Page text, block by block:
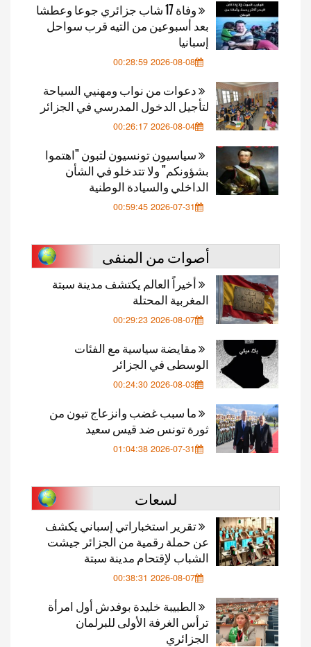
وفاة 17 شاب جزائري جوعا وعطشا
بعد أسبوعين من التيه قرب سواحل
إسبانيا
2026-08-08 00:28:59
دعوات من نواب ومهنيي السياحة
لتأجيل الدخول المدرسي في الجزائر
2026-08-04 00:26:17
سياسيون تونسيون لتبون "اهتموا
بشؤونكم" ولا تتدخلو في الشأن
الداخلي والسيادة الوطنية
2026-07-31 00:59:45
أصوات من المنفى
أخيراً العالم يكتشف مدينة سبتة
المغربية المحتلة
2026-08-07 00:29:23
مقايضة سياسية مع الفئات
الوسطى في الجزائر
2026-08-03 00:24:30
ما سبب غضب وانزعاج تبون من
ثورة تونس ضد قيس سعيد
2026-07-31 01:04:38
لسعات
تقرير استخباراتي إسباني يكشف
عن حملة رقمية من الجزائر جيشت
الشباب لإقتحام مدينة سبتة
2026-08-07 00:38:31
الطبيبة خليدة بوفدش أول امرأة
ترأس الغرفة الأولى للبرلمان
الجزائري